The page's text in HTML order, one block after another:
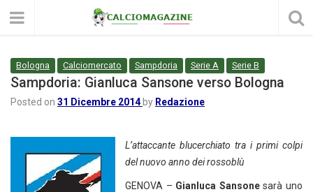
Bologna Calciomercato Sampdoria Serie A Serie B
Sampdoria: Gianluca Sansone verso Bologna
Posted on 31 Dicembre 2014 by Redazione
L’attaccante blucerchiato tra i primi colpi
del nuovo anno dei rossoblù
GENOVA – Gianluca Sansonesarà uno